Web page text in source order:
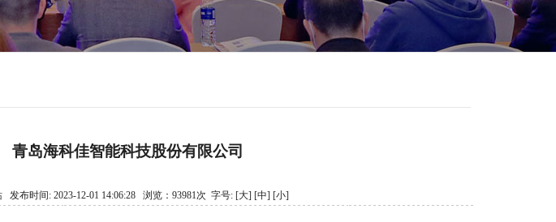
青岛海科佳智能科技股份有限公司
发布时间: 2023-12-01 14:06:28 浏览：93981次 字号: [大] [中] [小]